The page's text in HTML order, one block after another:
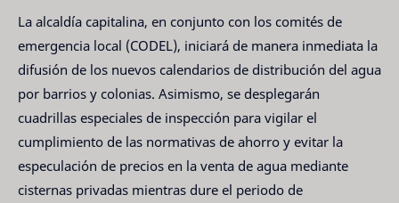
La alcaldía capitalina, en conjunto con los comités de
emergencia local (CODEL), iniciará de manera inmediata la
difusión de los nuevos calendarios de distribución del agua
por barrios y colonias. Asimismo, se desplegarán
cuadrillas especiales de inspección para vigilar el
cumplimiento de las normativas de ahorro y evitar la
especulación de precios en la venta de agua mediante
cisternas privadas mientras dure el periodo de